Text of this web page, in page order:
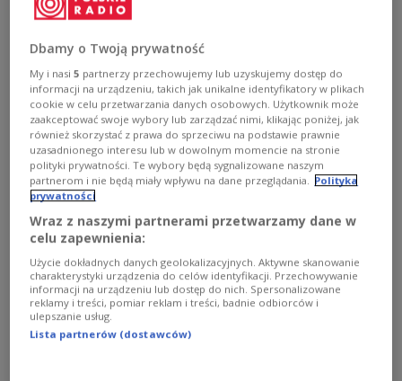
endete mit einem 1:1-Unentschieden.
AUDIO 1
 05'23 
Aus und vorbei. Polen verabschiedet sich von der EM
Dbamy o Twoją prywatność
My i nasi5 partnerzy przechowujemy lub uzyskujemy dostęp do
informacji na urządzeniu, takich jak unikalne identyfikatory w plikach
cookie w celu przetwarzania danych osobowych. Użytkownik może
zaakceptować swoje wybory lub zarządzać nimi, klikając poniżej, jak
również skorzystać z prawa do sprzeciwu na podstawie prawnie
uzasadnionego interesu lub w dowolnym momencie na stronie
polityki prywatności. Te wybory będą sygnalizowane naszym
partnerom i nie będą miały wpływu na dane przeglądania.
Polityka
prywatności
Wraz z naszymi partnerami przetwarzamy dane w
celu zapewnienia:
Użycie dokładnych danych geolokalizacyjnych. Aktywne skanowanie
charakterystyki urządzenia do celów identyfikacji. Przechowywanie
informacji na urządzeniu lub dostęp do nich. Spersonalizowane
reklamy i treści, pomiar reklam i treści, badnie odbiorców i
ulepszanie usług.
Lista partnerów (dostawców)